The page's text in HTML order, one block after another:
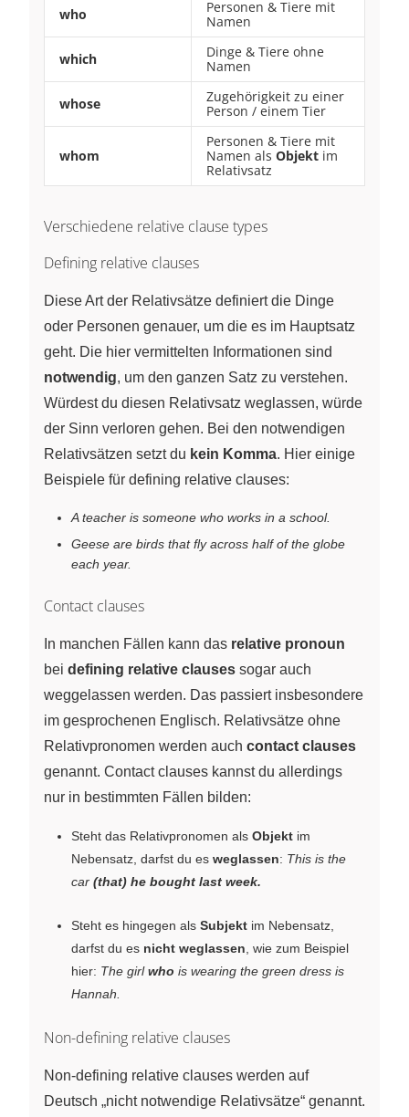
who
Personen & Tiere mit
Namen
which
Dinge & Tiere ohne
Namen
whose
Zugehörigkeit zu einer
Person / einem Tier
whom
Personen & Tiere mit
Namen als Objekt im
Relativsatz
Verschiedene relative clause types
Defining relative clauses
Diese Art der Relativsätze definiert die Dinge
oder Personen genauer, um die es im Hauptsatz
geht. Die hier vermittelten Informationen sind
notwendig, um den ganzen Satz zu verstehen.
Würdest du diesen Relativsatz weglassen, würde
der Sinn verloren gehen. Bei den notwendigen
Relativsätzen setzt du kein Komma. Hier einige
Beispiele für defining relative clauses:
A teacher is someone who works in a school.
Geese are birds that fly across half of the globe
each year.
Contact clauses
In manchen Fällen kann das relative pronoun
bei defining relative clauses sogar auch
weggelassen werden. Das passiert insbesondere
im gesprochenen Englisch. Relativsätze ohne
Relativpronomen werden auch contact clauses
genannt. Contact clauses kannst du allerdings
nur in bestimmten Fällen bilden:
Steht das Relativpronomen als Objekt im
Nebensatz, darfst du es weglassen: This is the
car (that) he bought last week.
Steht es hingegen als Subjekt im Nebensatz,
darfst du es nicht weglassen , wie zum Beispiel
hier: The girlwho is wearing the green dress is
Hannah.
Non-defining relative clauses
Non-defining relative clauses werden auf
Deutsch „nicht notwendige Relativsätze“ genannt.